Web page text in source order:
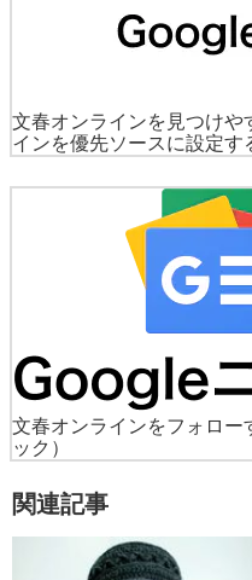
文春オンラインを見つけや
インを優先ソースに設定す
文春オンラインをフォロー
ック）
関連記事